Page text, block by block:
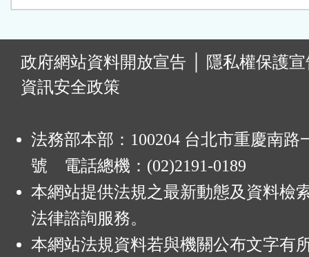
政府網站資料開放宣告
隱私權保護
資訊安全政策
法務部本部：100204 台北市重慶南路
號 電話總機：(02)2191-0189
本網站提供法規之最新動態及資料檢
法律諮詢服務。
本網站法規資料若與機關公布文字有